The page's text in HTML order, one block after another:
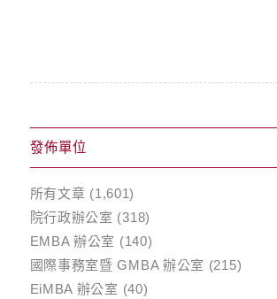
發佈單位
所有文章 (1,601)
院行政辦公室 (318)
EMBA 辦公室 (140)
國際事務室暨 GMBA 辦公室 (215)
EiMBA 辦公室 (40)